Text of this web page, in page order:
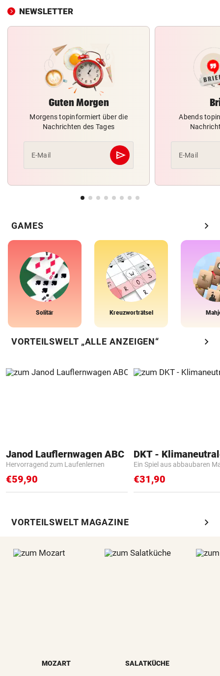
NEWSLETTER
Guten Morgen
Morgens topinformiert über die
Nachrichten des Tages
E-Mail send
Abschicken
Abends
E-Mail
GAMES chevron_right
Solitär Kreuzworträtsel
VORTEILSWELT „ALLE ANZEIGEN“ chevron_right
Janod Lauflernwagen ABC
Hervorragend zum Laufenlernen
€59,90
Ein Spiel aus abbaubaren
€31,90
VORTEILSWELT MAGAZINE chevron_right
MOZART SALATKÜCHE